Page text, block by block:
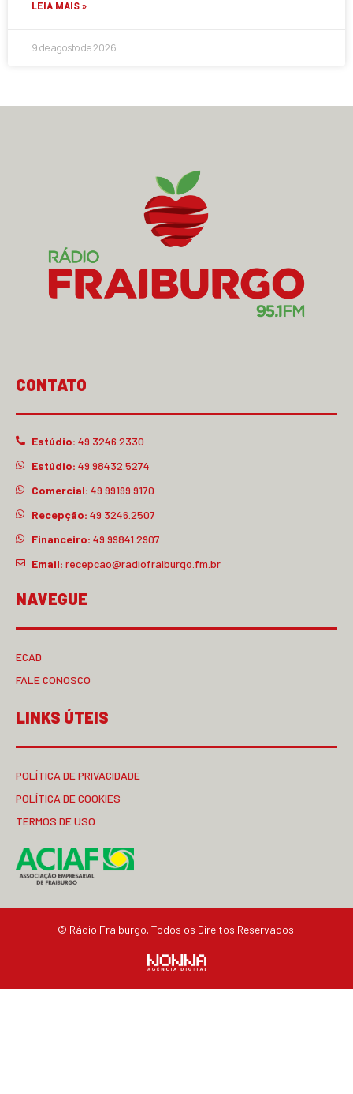
LEIA MAIS »
9 de agosto de 2026
CONTATO
Estúdio: 49 3246.2330
Estúdio: 49 98432.5274
Comercial: 49 99199.9170
Recepção: 49 3246.2507
Financeiro: 49 99841.2907
Email: recepcao@radiofraiburgo.fm.br
NAVEGUE
ECAD
FALE CONOSCO
LINKS ÚTEIS
POLÍTICA DE PRIVACIDADE
POLÍTICA DE COOKIES
TERMOS DE USO
© Rádio Fraiburgo. Todos os Direitos Reservados.